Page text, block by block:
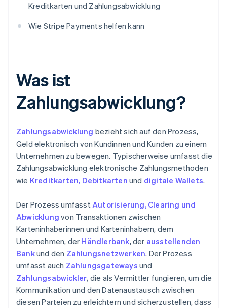
Kreditkarten und Zahlungsabwicklung
Wie Stripe Payments helfen kann
Was ist
Zahlungsabwicklung?
Zahlungsabwicklung bezieht sich auf den Prozess,
Geld elektronisch von Kundinnen und Kunden zu einem
Unternehmen zu bewegen. Typischerweise umfasst die
Zahlungsabwicklung elektronische Zahlungsmethoden
wie Kreditkarten, Debitkarten und digitale Wallets.
Der Prozess umfasstAutorisierung, Clearing und
Abwicklung von Transaktionen zwischen
Karteninhaberinnen und Karteninhabern, dem
Unternehmen, der Händlerbank, der ausstellenden
Bankund den Zahlungsnetzwerken. Der Prozess
umfasst auch Zahlungsgateways und
Zahlungsabwickler, die als Vermittler fungieren, um die
Kommunikation und den Datenaustausch zwischen
diesen Parteien zu erleichtern und sicherzustellen, dass